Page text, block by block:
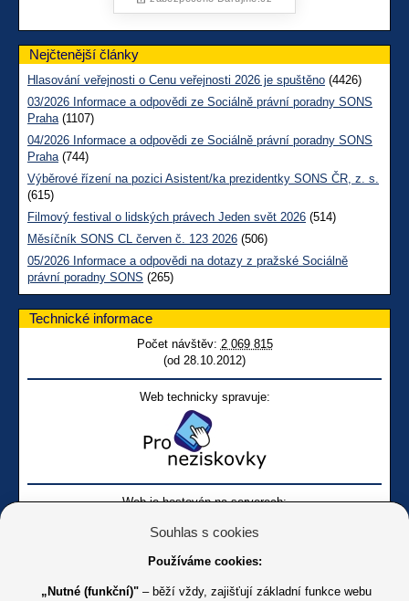
Nejčtenější články
Hlasování veřejnosti o Cenu veřejnosti 2026 je spuštěno (4426)
03/2026 Informace a odpovědi ze Sociálně právní poradny SONS
Praha(1107)
04/2026 Informace a odpovědi ze Sociálně právní poradny SONS
Praha(744)
Výběrové řízení na pozici Asistent/ka prezidentky SONS ČR, z. s.
(615)
Filmový festival o lidských právech Jeden svět 2026 (514)
Měsíčník SONS CL červen č. 123 2026 (506)
05/2026 Informace a odpovědi na dotazy z pražské Sociálně
právní poradny SONS (265)
Technické informace
Počet návštěv: 2 069 815
(od 28.10.2012)
Web technicky spravuje:
Web je hostován na serverech:
Souhlas s cookies
Používáme cookies:
„Nutné (funkční)" – běží vždy, zajišťují základní funkce webu